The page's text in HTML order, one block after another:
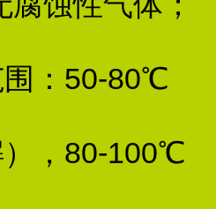
：50-80℃
），80-100℃